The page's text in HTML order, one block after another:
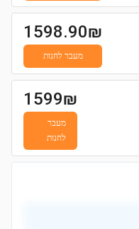
1598.90₪
מעבר לחנות
1599₪
מעבר
לחנות